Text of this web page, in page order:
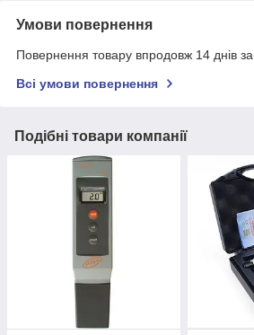
Умови повернення
Повернення товару впродовж 14 днів
Всі умови повернення
Подібні товари компанії